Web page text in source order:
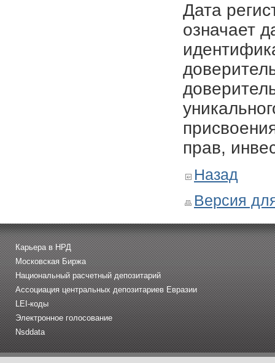
Дата
означает
прав,
Назад
Версия
Карьера в НРД
Московская Биржа
Национальный расчетный депозитарий
Ассоциация центральных депозитариев Евразии
LEI-коды
Электронное голосование
Nsddata